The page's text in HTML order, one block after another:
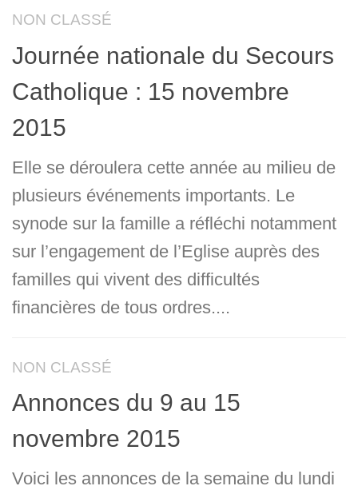
NON CLASSÉ
Journée nationale du Secours
Catholique : 15 novembre
2015
Elle se déroulera cette année au milieu de
plusieurs événements importants. Le
synode sur la famille a réfléchi notamment
sur l’engagement de l’Eglise auprès des
familles qui vivent des difficultés
financières de tous ordres....
NON CLASSÉ
Annonces du 9 au 15
novembre 2015
Voici les annonces de la semaine du lundi